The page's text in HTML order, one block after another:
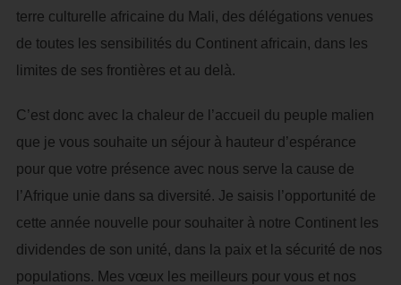
terre culturelle africaine du Mali, des délégations venues
de toutes les sensibilités du Continent africain, dans les
limites de ses frontières et au delà.
C’est donc avec la chaleur de l’accueil du peuple malien
que je vous souhaite un séjour à hauteur d’espérance
pour que votre présence avec nous serve la cause de
l’Afrique unie dans sa diversité. Je saisis l’opportunité de
cette année nouvelle pour souhaiter à notre Continent les
dividendes de son unité, dans la paix et la sécurité de nos
populations. Mes vœux les meilleurs pour vous et nos